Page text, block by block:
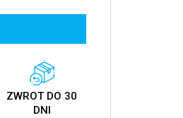
ZWROT DO 30
DNI